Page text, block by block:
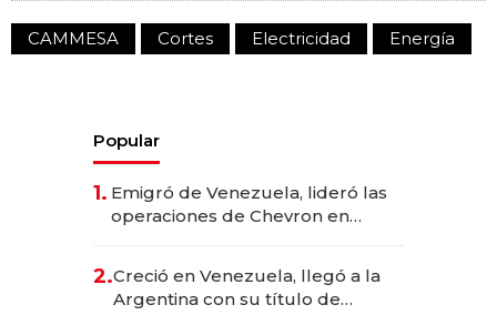
CAMMESA Cortes Electricidad Energía
Popular
1. Emigró de Venezuela, lideró las
operaciones de Chevron en
2.Creció en Venezuela, llegó a la
Argentina con su título de